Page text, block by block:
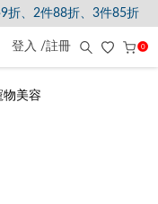
折、2件88折、3件85折
登入 /註冊 0
物美容